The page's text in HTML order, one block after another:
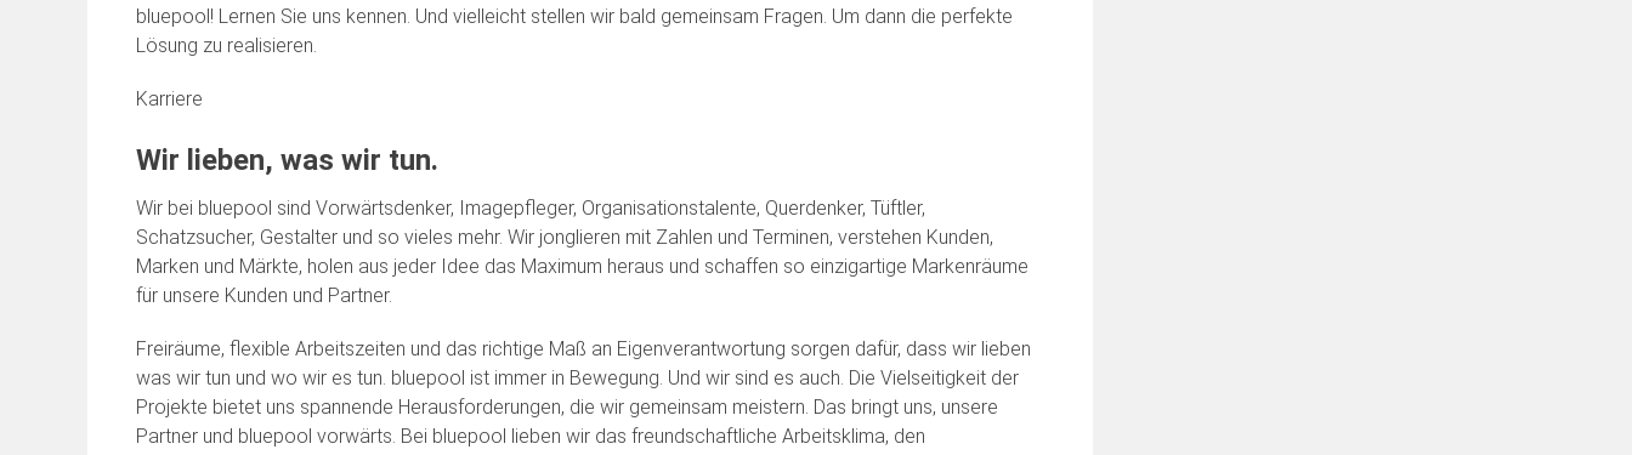
bluepool! Lernen Sie uns kennen. Und vielleicht stellen wir bald gemeinsam Fragen. Um dann die perfekte
Lösung zu realisieren.
Karriere
Wir lieben, was wir tun.
Wir bei bluepool sind Vorwärtsdenker, Imagepfleger, Organisationstalente, Querdenker, Tüftler,
Schatzsucher, Gestalter und so vieles mehr. Wir jonglieren mit Zahlen und Terminen, verstehen Kunden,
Marken und Märkte, holen aus jeder Idee das Maximum heraus und schaffen so einzigartige Markenräume
für unsere Kunden und Partner.
Freiräume, flexible Arbeitszeiten und das richtige Maß an Eigenverantwortung sorgen dafür, dass wir lieben
was wir tun und wo wir es tun. bluepool ist immer in Bewegung. Und wir sind es auch. Die Vielseitigkeit der
Projekte bietet uns spannende Herausforderungen, die wir gemeinsam meistern. Das bringt uns, unsere
Partner und bluepool vorwärts. Bei bluepool lieben wir das freundschaftliche Arbeitsklima, den